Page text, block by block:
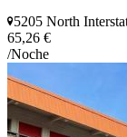
5205 North
65,26 €
/Noche